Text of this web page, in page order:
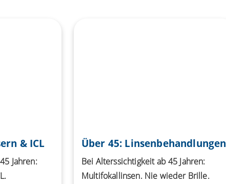
& ICL
Jahren:
Über 45: Linsenbehandlungen
Bei Alterssichtigkeit ab 45 Jahren:
Multifokallinsen. Nie wieder Brille.